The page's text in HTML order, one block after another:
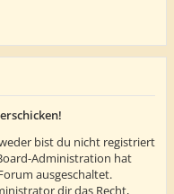
bist du nicht registriert
Administration hat
ausgeschaltet.
dir das Recht,